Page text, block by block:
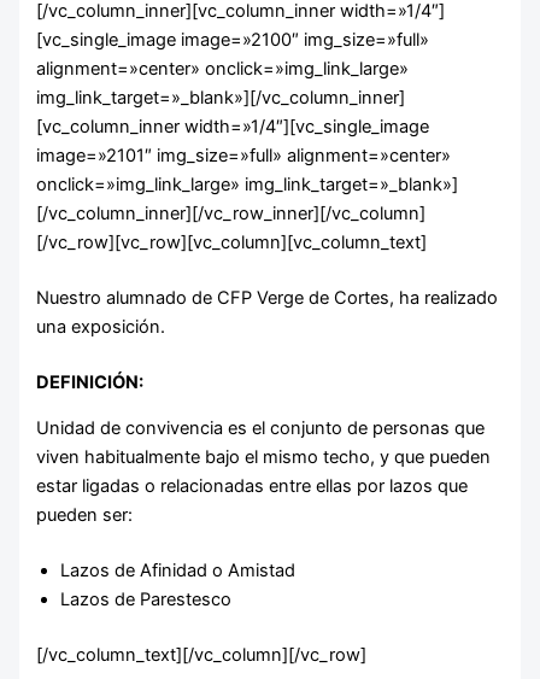
Atención a Personas en Situación de
[/vc_column_inner][vc_column_inner width=»1/4″]
[vc_single_image image=»2100″ img_size=»full»
alignment=»center» onclick=»img_link_large»
img_link_target=»_blank»][/vc_column_inner]
[vc_column_inner width=»1/4″][vc_single_image
image=»2101″ img_size=»full» alignment=»center»
onclick=»img_link_large» img_link_target=»_blank»]
[/vc_column_inner][/vc_row_inner][/vc_column]
[/vc_row][vc_row][vc_column][vc_column_text]
Nuestro alumnado de CFP Verge de Cortes, ha realizado
una exposición.
DEFINICIÓN:
Unidad de convivencia es el conjunto de personas que
viven habitualmente bajo el mismo techo, y que pueden
estar ligadas o relacionadas entre ellas por lazos que
pueden ser:
Lazos de Afinidad o Amistad
Lazos de Parestesco
[/vc_column_text][/vc_column][/vc_row]